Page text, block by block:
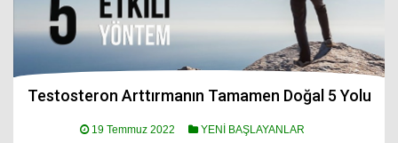
Testosteron Arttırmanın Tamamen Doğal 5 Yolu
19 Temmuz 2022 YENİ BAŞLAYANLAR